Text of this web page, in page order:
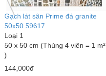
Gạch lát sân Prime đá granite
50x50 59617
Loại 1
50 x 50 cm (Thùng 4 viên = 1 m²
)
144,000đ